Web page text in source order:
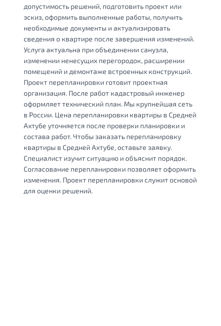
допустимость решений, подготовить проект или
эскиз, оформить выполненные работы, получить
необходимые документы и актуализировать
сведения о квартире после завершения изменений.
Услуга актуальна при объединении санузла,
изменении ненесущих перегородок, расширении
помещений и демонтаже встроенных конструкций.
Проект перепланировки готовит проектная
организация. После работ кадастровый инженер
оформляет технический план. Мы крупнейшая сеть
в России. Цена перепланировки квартиры в Средней
Ахтубе уточняется после проверки планировки и
состава работ. Чтобы заказать перепланировку
квартиры в Средней Ахтубе, оставьте заявку.
Специалист изучит ситуацию и объяснит порядок.
Согласование перепланировки позволяет оформить
изменения. Проект перепланировки служит основой
для оценки решений.